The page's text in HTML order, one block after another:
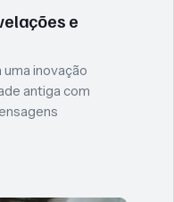
e
inovação
antiga com